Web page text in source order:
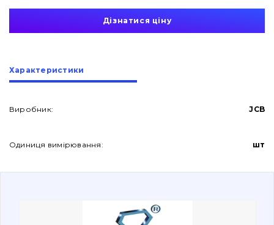
Про нас
Контакти
Вакансії
Фільтри та мастильні матеріали
Дізнатися ціну
Характеристики
Виробник: JCB
Одиниця вимірювання: шт